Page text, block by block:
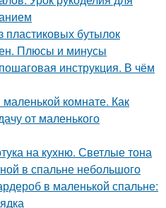
бутылок
Плюсы и минусы
инструкция. В чём
комнате. Как
от маленького
на кухню. Светлые тона
в спальне небольшого
в маленькой спальне: